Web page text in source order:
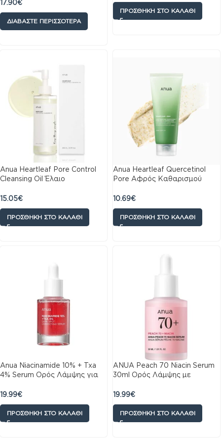
17.90€
ΔΙΑΒΆΣΤΕ ΠΕΡΙΣΣΌΤΕΡΑ
ΠΡΟΣΘΉΚΗ ΣΤΟ ΚΑΛΆΘΙ
Anua Heartleaf Pore Control
Cleansing Oil Έλαιο
15.05€
ΠΡΟΣΘΉΚΗ ΣΤΟ ΚΑΛΆΘΙ
Anua Heartleaf Quercetinol
Pore Αφρός Καθαρισμού
10.69€
ΠΡΟΣΘΉΚΗ ΣΤΟ ΚΑΛΆΘΙ
Anua Niacinamide 10% + Txa
4% Serum Ορός Λάμψης για
30ml
19.99€
ΠΡΟΣΘΉΚΗ ΣΤΟ ΚΑΛΆΘΙ
ANUA Peach 70 Niacin Serum
30ml Ορός Λάμψης με
19.99€
ΠΡΟΣΘΉΚΗ ΣΤΟ ΚΑΛΆΘΙ